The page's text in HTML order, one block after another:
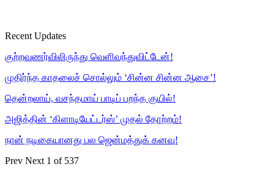
Recent Updates
குற்றவுணர்விலிருந்து வெளிவந்துவிட்டேன்!
முதிர்ந்த காதலைச் சொல்லும் ‘சின்ன சின்ன ஆசை’!
தென்றலாய், வசந்தமாய் பாடிப் பறந்த குயில்!
அஜித்தின் ‘கிளாடியேட்டர்ஸ்’ முதல் தோற்றம்!
நான் நடிகையானது பல ஜென்மத்துக் கனவு!
Prev Next 1 of 537